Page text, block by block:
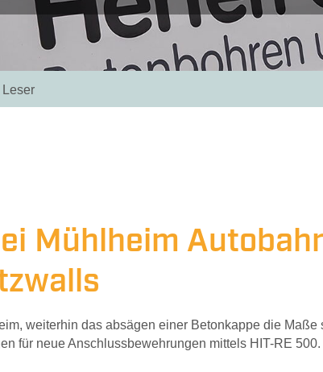
Anschlussbewehrung
Fugenschneiden
Leser
Mühlheim
weiterhin das absägen einer Betonkappe die Maße
für neue Anschlussbewehrungen mittels HIT-RE 500.